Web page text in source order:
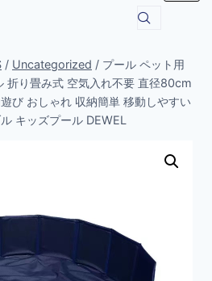
/ Uncategorized / プール ペット用
折り畳み式 空気入れ不要 直径80cm
び おしゃれ 収納簡単 移動しやすい
キッズプール DEWEL